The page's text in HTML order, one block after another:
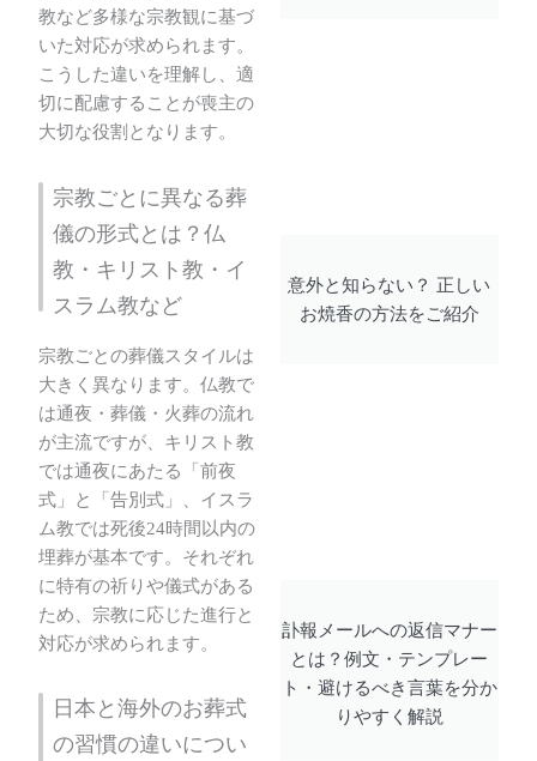
教など多様な宗教観に基づ
いた対応が求められます。
こうした違いを理解し、適
切に配慮することが喪主の
大切な役割となります。
宗教ごとに異なる葬
儀の形式とは？仏
教・キリスト教・イ
スラム教など
宗教ごとの葬儀スタイルは
大きく異なります。仏教で
は通夜・葬儀・火葬の流れ
が主流ですが、キリスト教
では通夜にあたる「前夜
式」と「告別式」、イスラ
ム教では死後24時間以内の
埋葬が基本です。それぞれ
に特有の祈りや儀式がある
ため、宗教に応じた進行と
対応が求められます。
日本と海外のお葬式
の習慣の違いについ
意外と知らない？ 正しい
お焼香の方法をご紹介
訃報メールへの返信マナー
とは？例文・テンプレー
ト・避けるべき言葉を分か
りやすく解説